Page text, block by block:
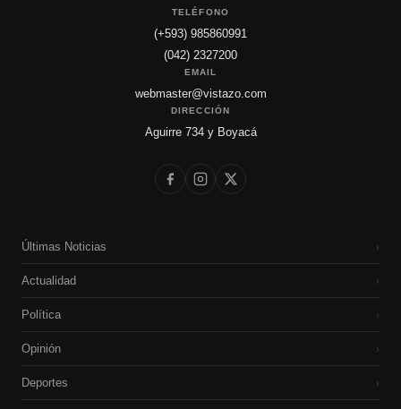
TELÉFONO
(+593) 985860991
(042) 2327200
EMAIL
webmaster@vistazo.com
DIRECCIÓN
Aguirre 734 y Boyacá
Últimas Noticias ›
Actualidad ›
Política ›
Opinión ›
Deportes ›